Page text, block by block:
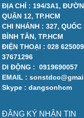
ĐỊA CHỈ : 194/3A1,
QUẬN 12, TP.HCM
CHI NHÁNH : 327,
BÌNH TÂN, TP.HCM
ĐIỆN THOẠI :028
37671296
DI ĐỘNG :0919690057
EMAIL :
Skype : dangsonhcm
ĐĂNG KÝ NHẬN TIN